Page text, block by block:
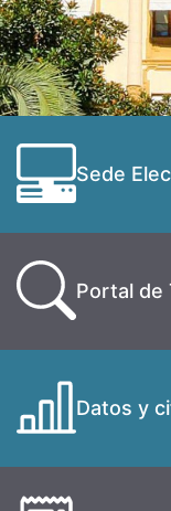
Sede
Portal de
Datos y